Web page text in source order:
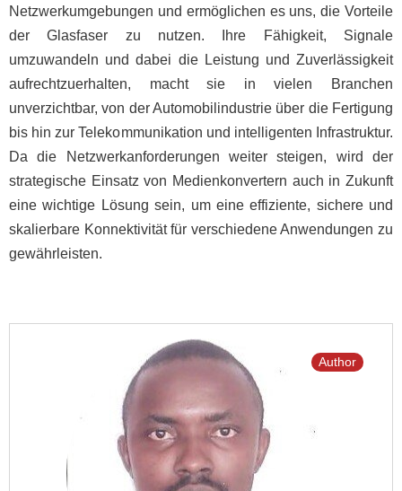
Netzwerkumgebungen und ermöglichen es uns, die Vorteile
der Glasfaser zu nutzen. Ihre Fähigkeit, Signale
umzuwandeln und dabei die Leistung und Zuverlässigkeit
aufrechtzuerhalten, macht sie in vielen Branchen
unverzichtbar, von der Automobilindustrie über die Fertigung
bis hin zur Telekommunikation und intelligenten Infrastruktur.
Da die Netzwerkanforderungen weiter steigen, wird der
strategische Einsatz von Medienkonvertern auch in Zukunft
eine wichtige Lösung sein, um eine effiziente, sichere und
skalierbare Konnektivität für verschiedene Anwendungen zu
gewährleisten.
Author